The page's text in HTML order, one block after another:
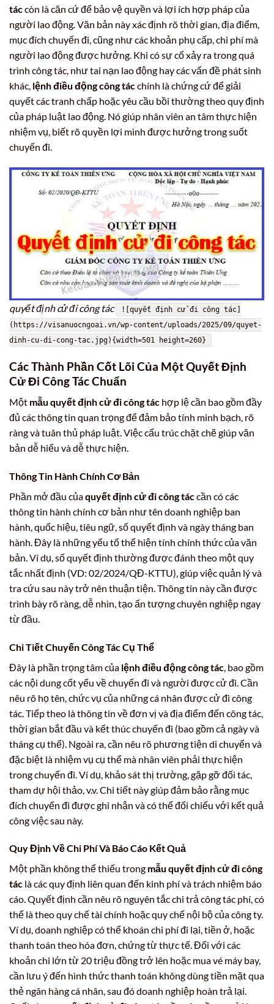
táccòn là căn cứ để bảo vệ quyền và lợi ích hợp pháp của
người lao động. Văn bản này xác định rõ thời gian, địa điểm,
mục đích chuyến đi, cũng như các khoản phụ cấp, chi phí mà
người lao động được hưởng. Khi có sự cố xảy ra trong quá
trình công tác, như tai nạn lao động hay các vấn đề phát sinh
khác, lệnh điều động công tácchính là chứng cứ để giải
quyết các tranh chấp hoặc yêu cầu bồi thường theo quy định
của pháp luật lao động. Nó giúp nhân viên an tâm thực hiện
nhiệm vụ, biết rõ quyền lợi mình được hưởng trong suốt
chuyến đi.
quyết định cử đi công tác
![quyết định cử đi công tác]
(https://visanuocngoai.vn/wp-content/uploads/2025/09/quyet-
dinh-cu-di-cong-tac.jpg){width=501 height=260}
Các Thành Phần Cốt Lõi Của Một Quyết Định
Cử Đi Công Tác Chuẩn
Một mẫu quyết định cử đi công tác hợp lệ cần bao gồm đầy
đủ các thông tin quan trọng để đảm bảo tính minh bạch, rõ
ràng và tuân thủ pháp luật. Việc cấu trúc chặt chẽ giúp văn
bản dễ hiểu và dễ thực hiện.
Thông Tin Hành Chính Cơ Bản
Phần mở đầu củaquyết định cử đi công táccần có các
thông tin hành chính cơ bản như tên doanh nghiệp ban
hành, quốc hiệu, tiêu ngữ, số quyết định và ngày tháng ban
hành. Đây là những yếu tố thể hiện tính chính thức của văn
bản. Ví dụ, số quyết định thường được đánh theo một quy
tắc nhất định (VD: 02/2024/QĐ-KTTU), giúp việc quản lý và
tra cứu sau này trở nên thuận tiện. Thông tin này cần được
trình bày rõ ràng, dễ nhìn, tạo ấn tượng chuyên nghiệp ngay
từ đầu.
Chi Tiết Chuyến Công Tác Cụ Thể
Đây là phần trọng tâm của lệnh điều động công tác , bao gồm
các nội dung cốt yếu về chuyến đi và người được cử đi. Cần
nêu rõ họ tên, chức vụ của những cá nhân được cử đi công
tác. Tiếp theo là thông tin về đơn vị và địa điểm đến công tác,
thời gian bắt đầu và kết thúc chuyến đi (bao gồm cả ngày và
tháng cụ thể). Ngoài ra, cần nêu rõ phương tiện di chuyển và
đặc biệt là nhiệm vụ cụ thể mà nhân viên phải thực hiện
trong chuyến đi. Ví dụ, khảo sát thị trường, gặp gỡ đối tác,
tham dự hội thảo, v.v. Chi tiết này giúp đảm bảo rằng mục
đích chuyến đi được ghi nhận và có thể đối chiếu với kết quả
công việc sau này.
Quy Định Về Chi Phí Và Báo Cáo Kết Quả
Một phần không thể thiếu trong mẫu quyết định cử đi công
tác là các quy định liên quan đến kinh phí và trách nhiệm báo
cáo. Quyết định cần nêu rõ nguyên tắc chi trả công tác phí, có
thể là theo quy chế tài chính hoặc quy chế nội bộ của công ty.
Ví dụ, doanh nghiệp có thể khoán chi phí đi lại, tiền ở, hoặc
thanh toán theo hóa đơn, chứng từ thực tế. Đối với các
khoản chi lớn từ 20 triệu đồng trở lên hoặc mua vé máy bay,
cần lưu ý đến hình thức thanh toán không dùng tiền mặt qua
thẻ ngân hàng cá nhân, sau đó doanh nghiệp hoàn trả lại.